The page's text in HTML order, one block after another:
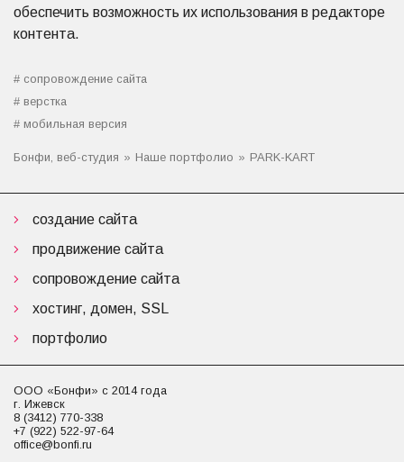
обеспечить возможность их использования в редакторе
контента.
сопровождение сайта
верстка
мобильная версия
Бонфи, веб-студия Наше портфолио PARK-KART
создание сайта
продвижение сайта
сопровождение сайта
хостинг, домен, SSL
портфолио
ООО «Бонфи» с 2014 года
г. Ижевск
8 (3412) 770-338
+7 (922) 522-97-64
office@bonfi.ru